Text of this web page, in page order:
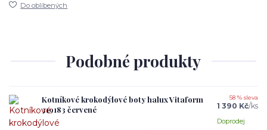
Do oblíbených
Podobné produkty
Kotníkové krokodýlové boty halux Vitaform
319183 červené
58 % sleva
1 390 Kč/ks
Doprodej